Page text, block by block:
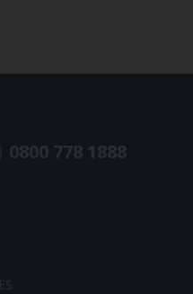
0800 778 1888